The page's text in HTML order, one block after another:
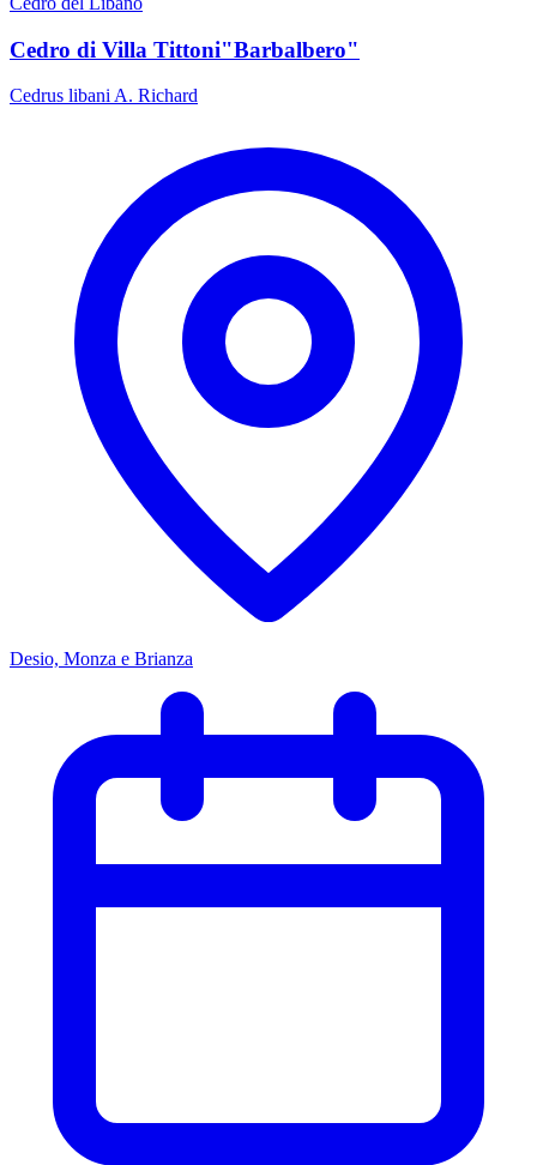
Cedro di Villa Tittoni"Barbalbero"
Cedrus libani A. Richard
Desio, Monza e Brianza